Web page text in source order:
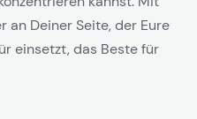
an Deiner Seite, der Eure
einsetzt, das Beste für